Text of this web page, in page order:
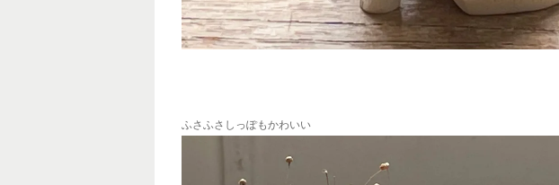
ふさふさしっぽもかわいい